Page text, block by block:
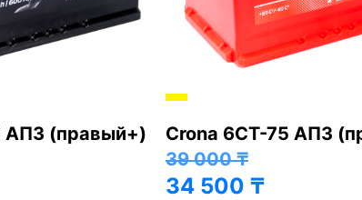
АПЗ (правый+)
Crona 6СТ-75 АПЗ
39 000₸
34 500 ₸